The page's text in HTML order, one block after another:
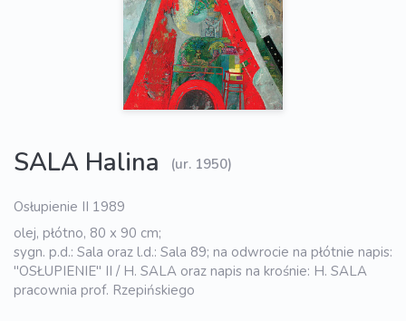
SALA Halina (ur. 1950)
Osłupienie II 1989
olej, płótno, 80 x 90 cm;
sygn. p.d.: Sala oraz l.d.: Sala 89; na odwrocie na płótnie napis:
"OSŁUPIENIE" II / H. SALA oraz napis na krośnie: H. SALA
pracownia prof. Rzepińskiego